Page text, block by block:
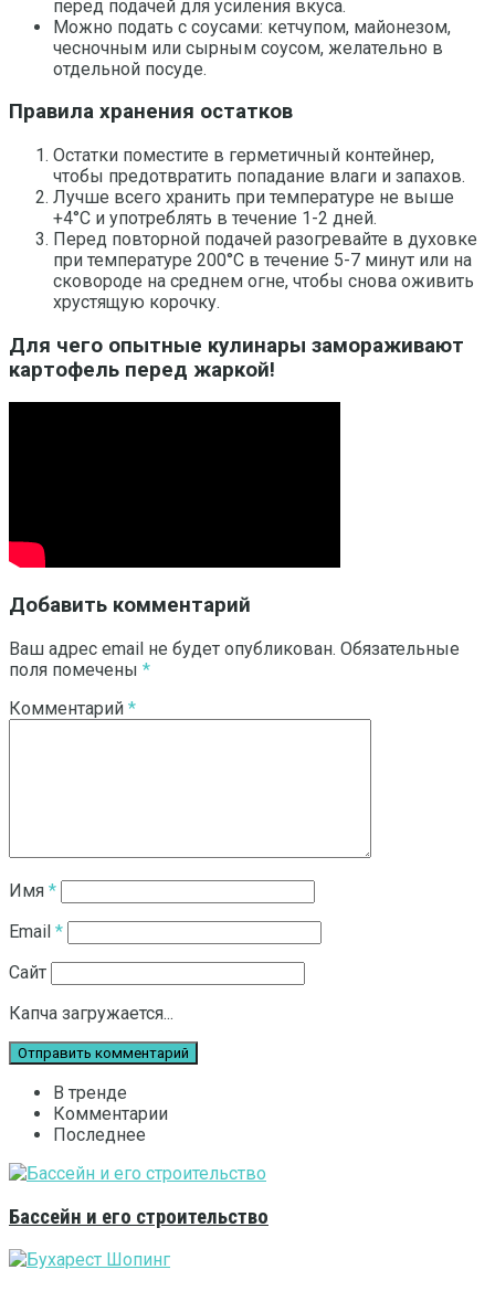
перед подачей для усиления вкуса.
Можно подать с соусами: кетчупом, майонезом,
чесночным или сырным соусом, желательно в
отдельной посуде.
Правила хранения остатков
Остатки поместите в герметичный контейнер,
чтобы предотвратить попадание влаги и запахов.
Лучше всего хранить при температуре не выше
+4°C и употреблять в течение 1-2 дней.
Перед повторной подачей разогревайте в духовке
при температуре 200°C в течение 5-7 минут или на
сковороде на среднем огне, чтобы снова оживить
хрустящую корочку.
Для чего опытные кулинары замораживают
картофель перед жаркой!
Добавить комментарий
Ваш адрес email не будет опубликован. Обязательные
поля помечены *
Комментарий *
Имя *
Email *
Сайт
Капча загружается...
В тренде
Комментарии
Последнее
Бассейн и его строительство